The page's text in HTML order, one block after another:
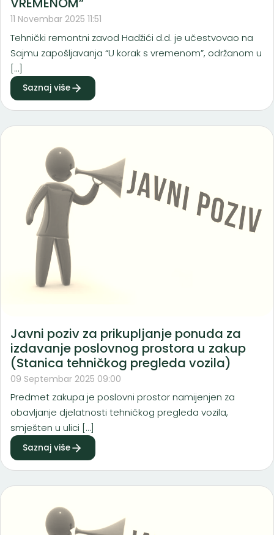
11 Novembar 2025 11:51
Tehnički remontni zavod Hadžići d.d. je učestvovao na
Sajmu zapošljavanja “U korak s vremenom”, održanom u
[…]
Saznaj više
Javni poziv za prikupljanje ponuda za
izdavanje poslovnog prostora u zakup
(Stanica tehničkog pregleda vozila)
09 Septembar 2025 09:00
Predmet zakupa je poslovni prostor namijenjen za
obavljanje djelatnosti tehničkog pregleda vozila,
smješten u ulici […]
Saznaj više